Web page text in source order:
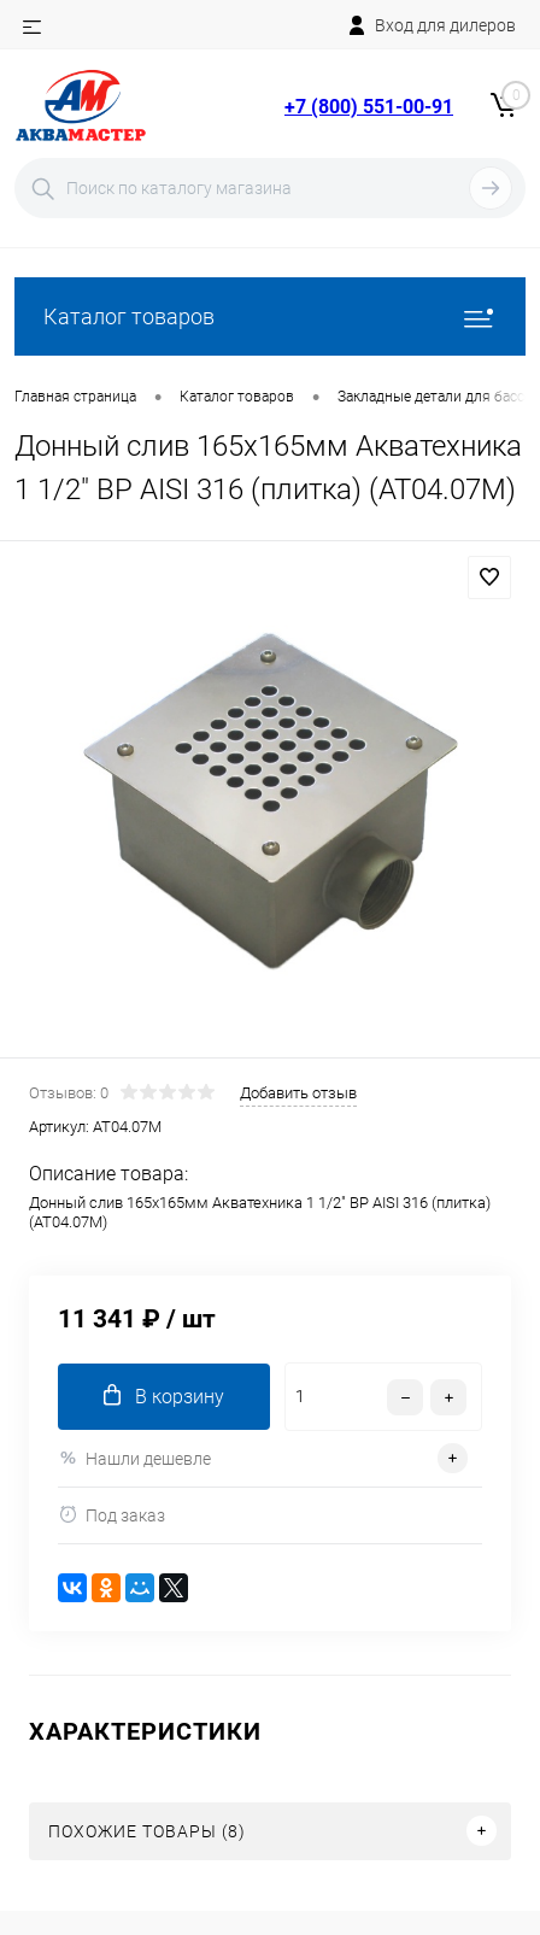
Вход для дилеров
+7 (800) 551-00-91 0
Каталог товаров
Главная страница • Каталог товаров • Закладные детали для
Донный слив 165х165мм Акватехника
1 1/2" ВР AISI 316 (плитка) (AT04.07M)
Отзывов: 0
Добавить отзыв
Артикул: AT04.07M
Описание товара:
Донный слив 165х165мм Акватехника 1 1/2" ВР AISI 316 (плитка)
(AT04.07M)
11 341 ₽ / шт
В корзину
Нашли дешевле
Под заказ
ХАРАКТЕРИСТИКИ
ПОХОЖИЕ ТОВАРЫ (8)